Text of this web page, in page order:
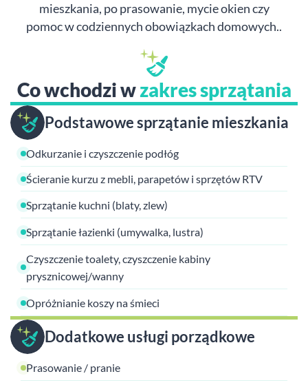
mieszkania, po prasowanie, mycie okien czy
pomoc w codziennych obowiązkach domowych..
Co wchodzi wzakres sprzątania
Podstawowe sprzątanie mieszkania
Odkurzanie i czyszczenie podłóg
Ścieranie kurzu z mebli, parapetów i sprzętów RTV
Sprzątanie kuchni (blaty, zlew)
Sprzątanie łazienki (umywalka, lustra)
Czyszczenie toalety, czyszczenie kabiny
prysznicowej/wanny
Opróżnianie koszy na śmieci
Dodatkowe usługi porządkowe
Prasowanie / pranie